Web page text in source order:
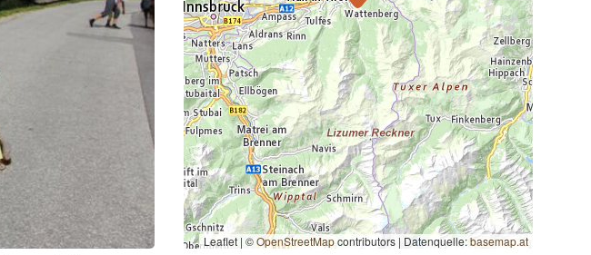
Leaflet | ©OpenStreetMapcontributors | Datenquelle:basemap.at